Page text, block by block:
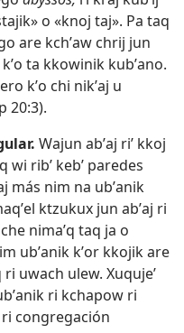
o «knoj taj». Pa taq
are kchʼaw chrij jun
ta kkowinik kubʼano.
kʼo chi nikʼaj u
20:3).
. Wajun abʼaj riʼ kkoj
wi ribʼ kebʼ paredes
más nim na ubʼanik
ktzukux jun abʼaj ri
nimaʼq taq ja o
ubʼanik kʼor kkojik are
uwach ulew. Xuqujeʼ
ri kchapow ri
ri congregación